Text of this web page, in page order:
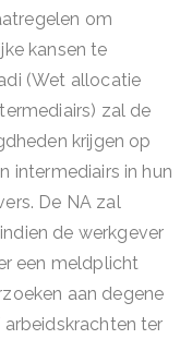
om
kansen te
(Wet allocatie
zal de
krijgen op
intermediairs in hun
De NA zal
de werkgever
een meldplicht
aan degene
ter